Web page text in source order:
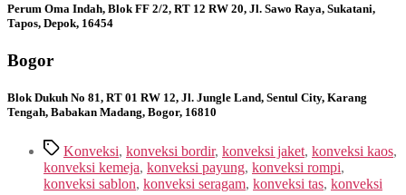
Perum Oma Indah, Blok FF 2/2, RT 12 RW 20, Jl. Sawo Raya, Sukatani,
Tapos, Depok, 16454
Bogor
Blok Dukuh No 81, RT 01 RW 12, Jl. Jungle Land, Sentul City, Karang
Tengah, Babakan Madang, Bogor, 16810
TagsKonveksi, konveksi bordir, konveksi jaket, konveksi kaos,
konveksi kemeja, konveksi payung, konveksi rompi,
konveksi sablon, konveksi seragam, konveksi tas, konveksi